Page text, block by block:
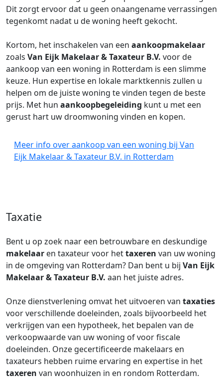
Dit zorgt ervoor dat u geen onaangename verrassingen
tegenkomt nadat u de woning heeft gekocht.
Kortom, het inschakelen van een aankoopmakelaar
zoals Van Eijk Makelaar & Taxateur B.V. voor de
aankoop van een woning in Rotterdam is een slimme
keuze. Hun expertise en lokale marktkennis zullen u
helpen om de juiste woning te vinden tegen de beste
prijs. Met hun aankoopbegeleiding kunt u met een
gerust hart uw droomwoning vinden en kopen.
Meer info over aankoop van een woning bij Van
Eijk Makelaar & Taxateur B.V. in Rotterdam
Taxatie
Bent u op zoek naar een betrouwbare en deskundige
makelaar en taxateur voor hettaxeren van uw woning
in de omgeving van Rotterdam? Dan bent u bij Van Eijk
Makelaar & Taxateur B.V. aan het juiste adres.
Onze dienstverlening omvat het uitvoeren van taxaties
voor verschillende doeleinden, zoals bijvoorbeeld het
verkrijgen van een hypotheek, het bepalen van de
verkoopwaarde van uw woning of voor fiscale
doeleinden. Onze gecertificeerde makelaars en
taxateurs hebben ruime ervaring en expertise in het
taxeren van woonhuizen in en rondom Rotterdam.